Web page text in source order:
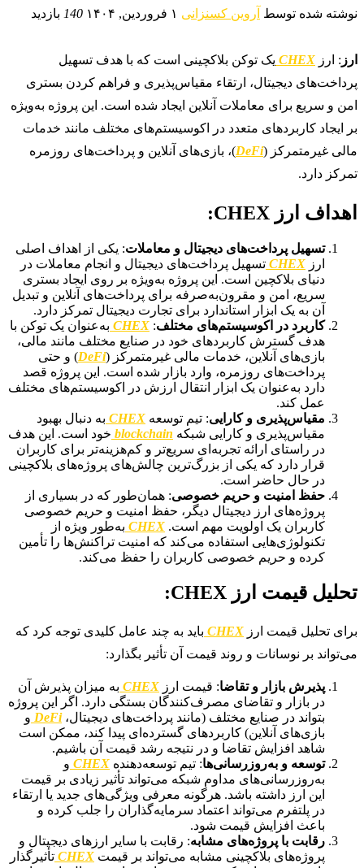
نوشته شده توسط آروین کسنزانی ۱ فروردین, ۱۴۰۴ 140 بازدید
ارز : ارز CHEX یک توکن بلاکچینی است که با هدف تسهیل
پرداخت‌های دیجیتال، ارتقاء مقیاس‌پذیری و فراهم کردن بستری
امن و سریع برای معاملات آنلاین ایجاد شده است. این پروژه به‌ویژه
بر ایجاد کاربردهای متعدد در اکوسیستم‌های مختلف مانند خدمات
مالی غیرمتمرکز (DeFi)، بازی‌های آنلاین و پرداخت‌های روزمره
تمرکز دارد.
اهداف ارز CHEX:
تسهیل پرداخت‌های دیجیتال و معاملات: یکی از اهداف اصلی
ارز CHEX تسهیل پرداخت‌های دیجیتال و انجام معاملات در
دنیای بلاکچین است. این پروژه به‌ویژه بر روی ایجاد بستری
سریع، امن و مقرون‌به‌صرفه برای پرداخت‌های آنلاین و تبدیل
آن به یک ابزار استاندارد برای تجارت دیجیتال تمرکز دارد.
کاربرد در اکوسیستم‌های مختلف:
CHEX به‌عنوان یک توکن با
هدف گسترش کاربردهای خود در صنایع مختلف مانند مالی،
بازی‌های آنلاین، خدمات مالی غیرمتمرکز (DeFi) و حتی
پرداخت‌های روزمره، وارد بازار شده است. این پروژه قصد
دارد به‌عنوان یک ابزار انتقال ارزش در اکوسیستم‌های مختلف
عمل کند.
مقیاس‌پذیری و کارایی: تیم توسعه CHEX به دنبال بهبود
مقیاس‌پذیری و کارایی شبکه blockchain خود است. این هدف
در راستای ارائه تجربه‌ای سریع‌تر و کم‌هزینه‌تر برای کاربران
قرار دارد که یکی از بزرگ‌ترین چالش‌های پروژه‌های بلاکچینی
در حال حاضر است.
حفظ امنیت و حریم خصوصی: همان‌طور که در بسیاری از
پروژه‌های ارز دیجیتال دیگر، حفظ امنیت و حریم خصوصی
کاربران یک اولویت مهم است. CHEX به‌طور ویژه از
تکنولوژی‌هایی استفاده می‌کند که امنیت تراکنش‌ها را تأمین
کرده و حریم خصوصی کاربران را حفظ می‌کند.
تحلیل قیمت ارز CHEX:
برای تحلیل قیمت ارز CHEX باید به چند عامل کلیدی توجه کرد که
می‌تواند بر نوسانات و روند قیمت آن تأثیر بگذارد:
پذیرش بازار و تقاضا: قیمت ارز CHEX به میزان پذیرش آن
در بازار و تقاضای مصرف‌کنندگان بستگی دارد. اگر این پروژه
بتواند در صنایع مختلف (مانند پرداخت‌های دیجیتال،DeFi و
بازی‌های آنلاین) کاربردهای گسترده‌ای پیدا کند، ممکن است
شاهد افزایش تقاضا و در نتیجه رشد قیمت آن باشیم.
توسعه و به‌روزرسانی‌ها: تیم توسعه‌دهنده CHEX و
به‌روزرسانی‌های مداوم شبکه می‌تواند تأثیر زیادی بر قیمت
این ارز داشته باشد. هرگونه معرفی ویژگی‌های جدید یا ارتقاء
در پلتفرم می‌تواند اعتماد سرمایه‌گذاران را جلب کرده و
باعث افزایش قیمت شود.
رقابت با پروژه‌های مشابه: رقابت با سایر ارزهای دیجیتال و
پروژه‌های بلاکچینی مشابه می‌تواند بر قیمت CHEX تأثیرگذار